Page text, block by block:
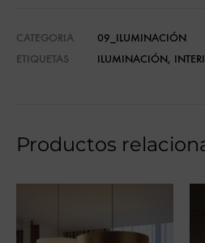
CATEGORIA
09_ILUMINACIÓN
ETIQUETAS
ILUMINACIÓN,
Productos